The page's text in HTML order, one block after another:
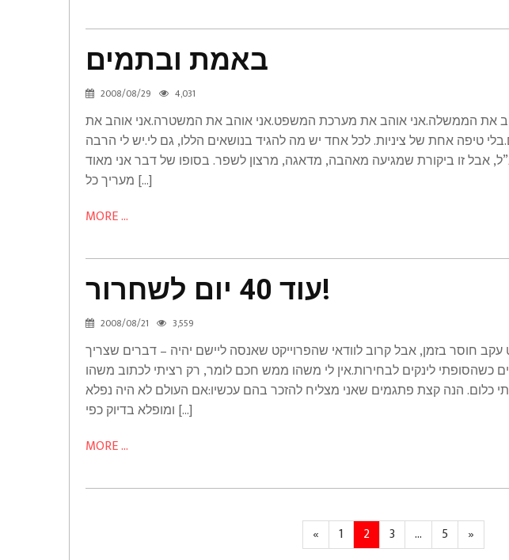
באמת ובתמים
2008/08/29 4,031
Congrats
ובתמים
את הממשלה.אני אוהב את מערכת המשפט.אני אוהב את המשטרה.אני אוהב את
טיפה אחת של ציניות. לכל אחד יש מה להגיד בנושאים הללו, גם לי.יש לי הרבה
אבל זו ביקורת שמגיעה מאהבה, מדאגה, מרצון לשפר. בסופו של דבר אני מאוד
מעריך כל […]
MORE ...
עוד 40 יום לשחרור!
2008/08/21 3,559
Thoughts
40
לשחרור!
עקב חוסר בזמן, אבל קרוב לוודאי שהפרוייקט שאנסה ליישם יהיה – דברים שצריך
כשהסופתי לינקים לבחירות.אין לי משהו ממש חכם לומר, רק רציתי לכתוב משהו
כלום. הנה קצת פתגמים שאני מצליח להזכר בהם עכשיו:אם העולם לא היה נפלא
ומופלא בדיוק כפי […]
MORE ...
Posts
«Previous
page
Page
1 Page
2 Page
3 … Page
5
Next
page
»